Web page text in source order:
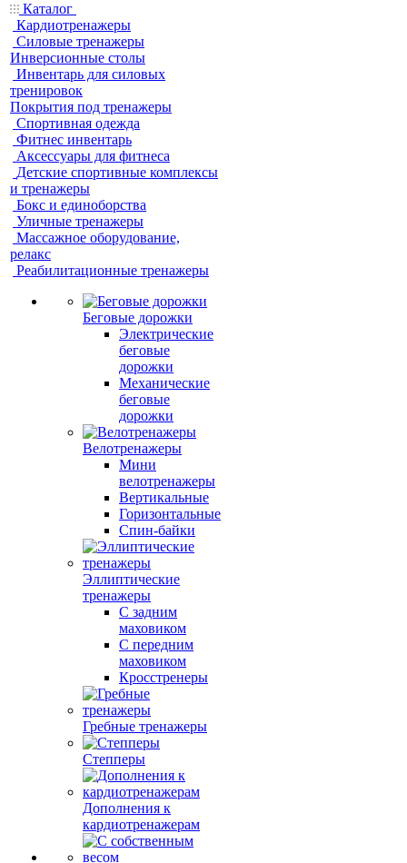
Каталог
Кардиотренажеры
Силовые тренажеры
Инверсионные столы
Инвентарь для силовых
тренировок
Покрытия под тренажеры
Спортивная одежда
Фитнес инвентарь
Аксессуары для фитнеса
Детские спортивные комплексы
и тренажеры
Бокс и единоборства
Уличные тренажеры
Массажное оборудование,
релакс
Реабилитационные тренажеры
Беговые дорожки
Электрические
беговые
дорожки
Механические
беговые
дорожки
Велотренажеры
Мини
велотренажеры
Вертикальные
Горизонтальные
Спин-байки
Эллиптические
тренажеры
С задним
маховиком
С передним
маховиком
Кросстренеры
Гребные тренажеры
Степперы
Дополнения к
кардиотренажерам